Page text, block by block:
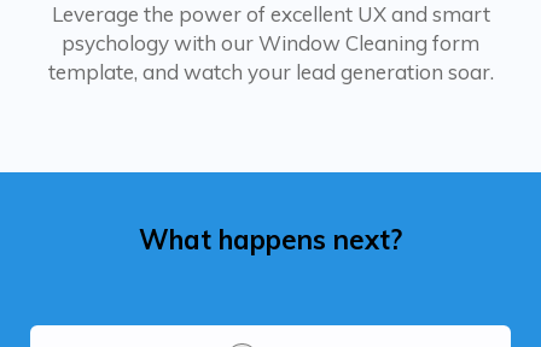
Leverage the power of excellent UX and smart
psychology with our Window Cleaning form
template, and watch your lead generation soar.
What happens next?